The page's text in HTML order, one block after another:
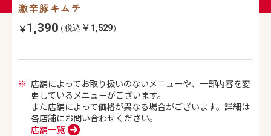
激辛豚キムチ
1,390（税込 1,529）
店舗によってお取り扱いのないメニューや、一部内容を変
更しているメニューがございます。
また店舗によって価格が異なる場合がございます。詳細は
各店舗にお問い合わせください。
店舗一覧